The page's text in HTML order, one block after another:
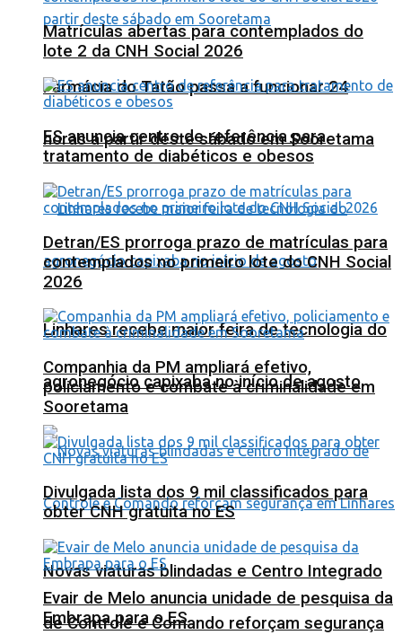
Farmácia do Tatão passa a funcionar 24
horas a partir deste sábado em Sooretama
Linhares recebe maior feira de tecnologia do
agronegócio capixaba no início de agosto
Novas viaturas blindadas e Centro Integrado
de Controle e Comando reforçam segurança
Matrículas abertas para contemplados do
lote 2 da CNH Social 2026
ES anuncia centro de referência para
tratamento de diabéticos e obesos
Detran/ES prorroga prazo de matrículas para
contemplados no primeiro lote do CNH Social
2026
Companhia da PM ampliará efetivo,
policiamento e combate à criminalidade em
Sooretama
Divulgada lista dos 9 mil classificados para
obter CNH gratuita no ES
Evair de Melo anuncia unidade de pesquisa da
Embrapa para o ES